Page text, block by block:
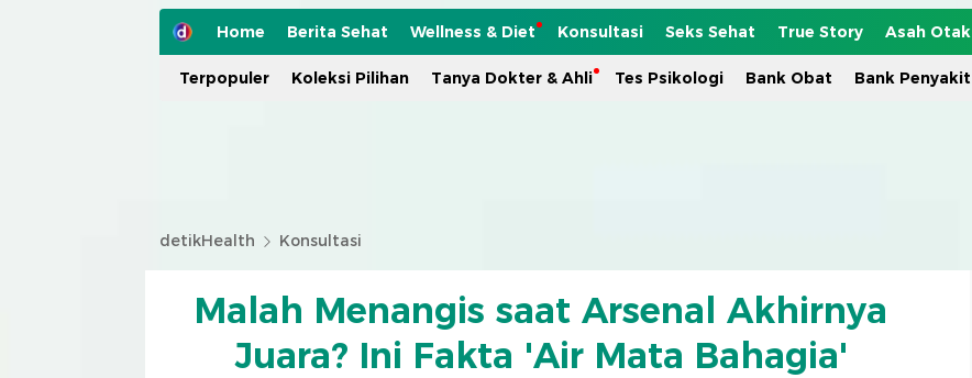
Home Berita Sehat Wellness & Diet Konsultasi Seks Sehat True Story Asah Otak
Terpopuler Koleksi Pilihan Tanya Dokter & Ahli Tes Psikologi Bank Obat Bank Penyakit
detikHealth Konsultasi
Malah Menangis saat Arsenal Akhirnya
Juara? Ini Fakta 'Air Mata Bahagia'